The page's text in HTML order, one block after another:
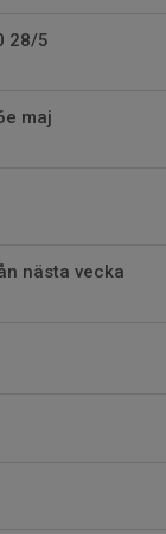
28/5
maj
nästa vecka